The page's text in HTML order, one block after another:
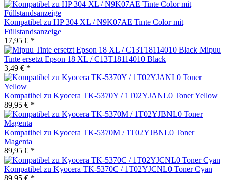
Kompatibel zu HP 304 XL / N9K07AE Tinte Color mit
Füllstandsanzeige
17,95 € *
Mipuu
Tinte ersetzt Epson 18 XL / C13T18114010 Black
3,49 € *
Kompatibel zu Kyocera TK-5370Y / 1T02YJANL0 Toner Yellow
89,95 € *
Kompatibel zu Kyocera TK-5370M / 1T02YJBNL0 Toner
Magenta
89,95 € *
Kompatibel zu Kyocera TK-5370C / 1T02YJCNL0 Toner Cyan